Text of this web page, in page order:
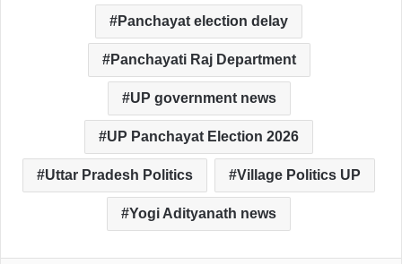
Panchayat election delay
Panchayati Raj Department
UP government news
UP Panchayat Election 2026
Uttar Pradesh Politics Village Politics UP
Yogi Adityanath news